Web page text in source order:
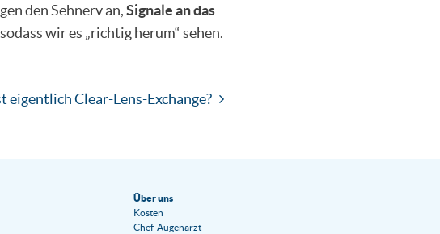
den Sehnerv an,Signale an das
wir es „richtig herum“ sehen.
eigentlich Clear-Lens-Exchange?
Über uns
Kosten
Chef-Augenarzt